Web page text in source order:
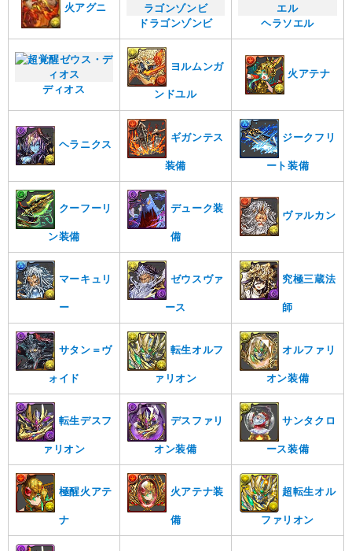
火アグニ
ドラゴンゾンビ
ヘラソエル
ディオス
ヨルムンガ
ンドユル
火アテナ
ヘラニクス
ギガンテス
装備
ジークフリ
ート装備
クーフーリ
ン装備
デューク装
備
ヴァルカン
マーキュリ
ー
ゼウスヴァ
ース
究極三蔵法
師
サタン＝ヴ
ォイド
転生オルフ
ァリオン
オルファリ
オン装備
転生デスフ
ァリオン
デスファリ
オン装備
サンタクロ
ース装備
極醒火アテ
ナ
火アテナ装
備
超転生オル
ファリオン